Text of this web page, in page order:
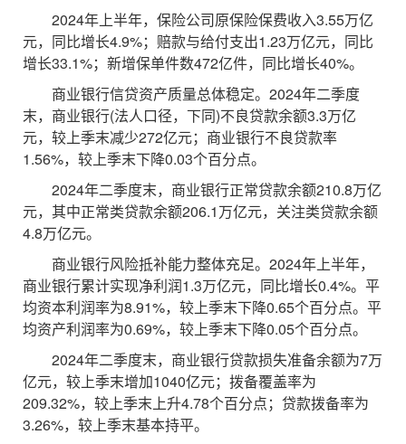
2024年上半年，保险公司原保险保费收入3.55万亿
元，同比增长4.9%；赔款与给付支出1.23万亿元，同比
增长33.1%；新增保单件数472亿件，同比增长40%。
商业银行信贷资产质量总体稳定。2024年二季度
末，商业银行(法人口径，下同)不良贷款余额3.3万亿
元，较上季末减少272亿元；商业银行不良贷款率
1.56%，较上季末下降0.03个百分点。
2024年二季度末，商业银行正常贷款余额210.8万亿
元，其中正常类贷款余额206.1万亿元，关注类贷款余额
4.8万亿元。
商业银行风险抵补能力整体充足。2024年上半年，
商业银行累计实现净利润1.3万亿元，同比增长0.4%。平
均资本利润率为8.91%，较上季末下降0.65个百分点。平
均资产利润率为0.69%，较上季末下降0.05个百分点。
2024年二季度末，商业银行贷款损失准备余额为7万
亿元，较上季末增加1040亿元；拨备覆盖率为
209.32%，较上季末上升4.78个百分点；贷款拨备率为
3.26%，较上季末基本持平。